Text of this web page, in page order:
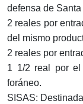
defensa de Santa
2 reales por
del mismo
2 reales por
1 1/2 real por el
foráneo.
SISAS: